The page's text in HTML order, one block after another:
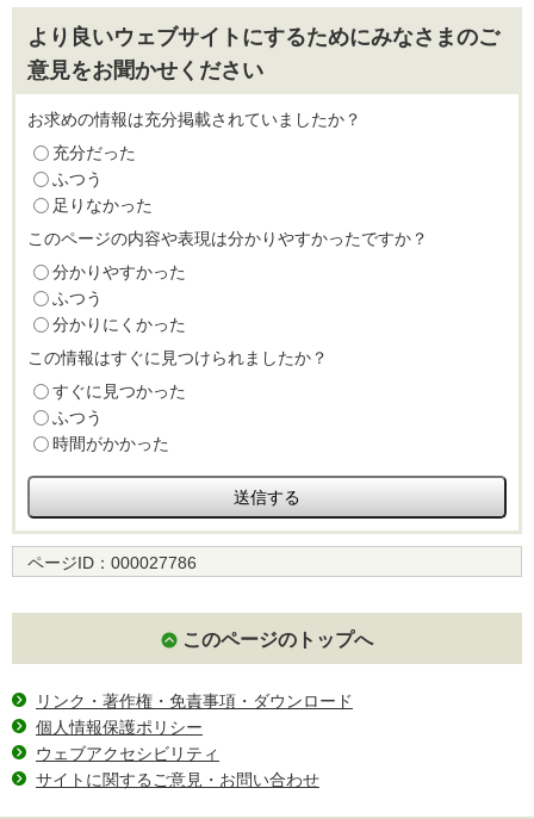
より良いウェブサイトにするためにみなさまのご
意見をお聞かせください
お求めの情報は充分掲載されていましたか？
充分だった
ふつう
足りなかった
このページの内容や表現は分かりやすかったですか？
分かりやすかった
ふつう
分かりにくかった
この情報はすぐに見つけられましたか？
すぐに見つかった
ふつう
時間がかかった
ページID： 000027786
このページのトップへ
リンク・著作権・免責事項・ダウンロード
個人情報保護ポリシー
ウェブアクセシビリティ
サイトに関するご意見・お問い合わせ